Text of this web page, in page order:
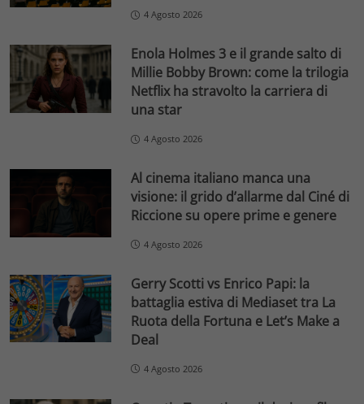
4 Agosto 2026
Enola Holmes 3 e il grande salto di
Millie Bobby Brown: come la trilogia
Netflix ha stravolto la carriera di
una star
4 Agosto 2026
Al cinema italiano manca una
visione: il grido d’allarme dal Ciné di
Riccione su opere prime e genere
4 Agosto 2026
Gerry Scotti vs Enrico Papi: la
battaglia estiva di Mediaset tra La
Ruota della Fortuna e Let’s Make a
Deal
4 Agosto 2026